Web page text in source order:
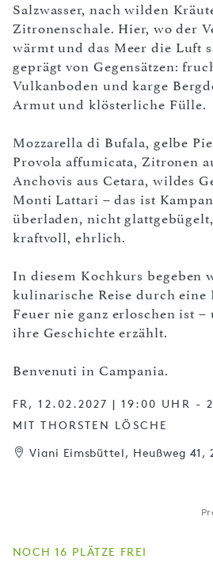
Salzwasser, nach wilden
Zitronenschale. Hier, wo der
wärmt und das Meer die Luft
geprägt von Gegensätzen:
Vulkanboden und karge
Armut und klösterliche Fülle.
Mozzarella di Bufala, gelbe
Provola affumicata, Zitronen
Anchovis aus Cetara, wildes
Monti Lattari – das ist
überladen, nicht
kraftvoll, ehrlich.
In diesem Kochkurs begeben
kulinarische Reise durch eine
Feuer nie ganz erloschen ist
ihre Geschichte erzählt.
Benvenuti in Campania.
FR, 12.02.2027 | 19:00 UHR -
MIT THORSTEN LÖSCHE
Viani Eimsbüttel, Heußweg 41,
NOCH 16 PLÄTZE FREI